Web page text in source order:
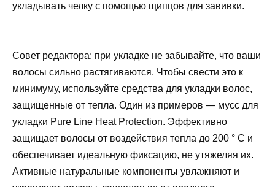
укладывать челку с помощью щипцов для завивки.
Совет редактора: при укладке не забывайте, что ваши
волосы сильно растягиваются. Чтобы свести это к
минимуму, используйте средства для укладки волос,
защищенные от тепла. Один из примеров — мусс для
укладки Pure Line Heat Protection. Эффективно
защищает волосы от воздействия тепла до 200 ° C и
обеспечивает идеальную фиксацию, не утяжеляя их.
Активные натуральные компоненты увлажняют и